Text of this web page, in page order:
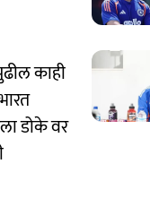
काही
डोके वर